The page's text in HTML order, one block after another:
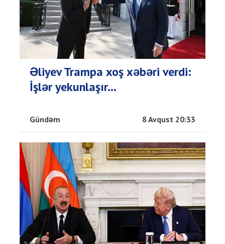
Əliyev Trampa xoş xəbəri verdi:
İşlər yekunlaşır...
Gündəm 8 Avqust 20:33